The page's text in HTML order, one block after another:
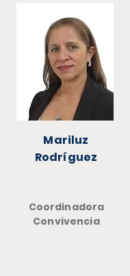
Mariluz
Rodríguez
Coordinadora
Convivencia